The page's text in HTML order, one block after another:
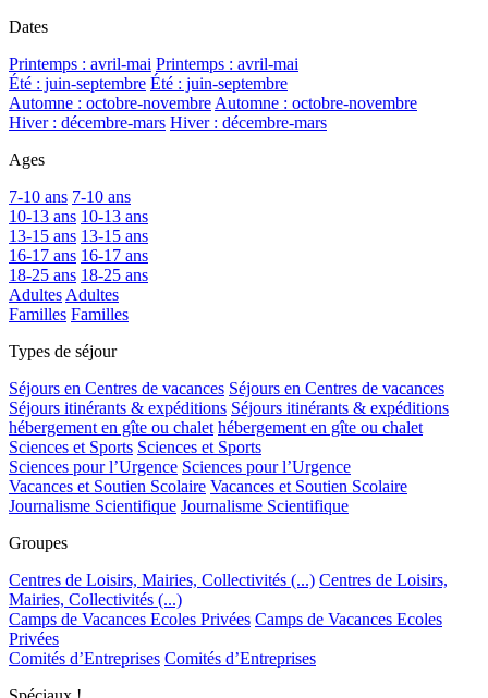
Dates
Printemps : avril-mai Printemps : avril-mai
Été : juin-septembre Été : juin-septembre
Automne : octobre-novembre Automne : octobre-novembre
Hiver : décembre-mars Hiver : décembre-mars
Ages
7-10 ans 7-10 ans
10-13 ans 10-13 ans
13-15 ans 13-15 ans
16-17 ans 16-17 ans
18-25 ans 18-25 ans
Adultes Adultes
Familles Familles
Types de séjour
Séjours en Centres de vacances Séjours en Centres de vacances
Séjours itinérants & expéditions Séjours itinérants & expéditions
hébergement en gîte ou chalet hébergement en gîte ou chalet
Sciences et Sports Sciences et Sports
Sciences pour l’Urgence Sciences pour l’Urgence
Vacances et Soutien Scolaire Vacances et Soutien Scolaire
Journalisme Scientifique Journalisme Scientifique
Groupes
Centres de Loisirs, Mairies, Collectivités (...) Centres de Loisirs,
Mairies, Collectivités (...)
Camps de Vacances Ecoles Privées Camps de Vacances Ecoles
Privées
Comités d’Entreprises Comités d’Entreprises